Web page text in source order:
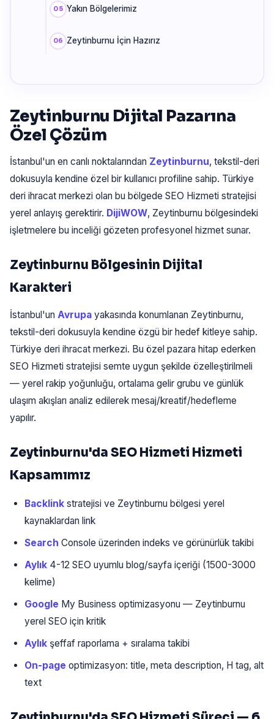
Yakın Bölgelerimiz
Zeytinburnu İçin Hazırız
Zeytinburnu Dijital Pazarına
Özel Çözüm
İstanbul'un en canlı noktalarından Zeytinburnu, tekstil-deri
dokusuyla kendine özel bir kullanıcı profiline sahip. Türkiye
deri ihracat merkezi olan bu bölgede SEO Hizmeti stratejisi
yerel anlayış gerektirir. DijiWOW, Zeytinburnu bölgesindeki
işletmelere bu inceliği gözeten profesyonel hizmet sunar.
Zeytinburnu Bölgesinin Dijital
Karakteri
İstanbul'un Avrupa yakasında konumlanan Zeytinburnu,
tekstil-deri dokusuyla kendine özgü bir hedef kitleye sahip.
Türkiye deri ihracat merkezi. Bu özel pazara hitap ederken
SEO Hizmeti stratejisi semte uygun şekilde özelleştirilmeli
— yerel rakip yoğunluğu, ortalama gelir grubu ve günlük
ulaşım akışları analiz edilerek mesaj/kreatif/hedefleme
yapılır.
Zeytinburnu'da SEO Hizmeti Hizmeti
Kapsamımız
Backlink stratejisi ve Zeytinburnu bölgesi yerel
kaynaklardan link
Search Console üzerinden indeks ve görünürlük takibi
Aylık 4-12 SEO uyumlu blog/sayfa içeriği (1500-3000
kelime)
Google My Business optimizasyonu — Zeytinburnu
yerel SEO için kritik
Aylık şeffaf raporlama + sıralama takibi
On-page optimizasyon: title, meta description, H tag, alt
text